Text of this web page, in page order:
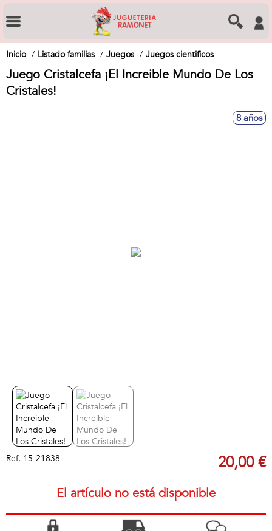
Inicio Listado familias Juegos Juegos cientificos
Juego Cristalcefa ¡El Increible Mundo De Los
Cristales!
8 años
Ref. 15-21838 20,00 €
El artículo no está disponible